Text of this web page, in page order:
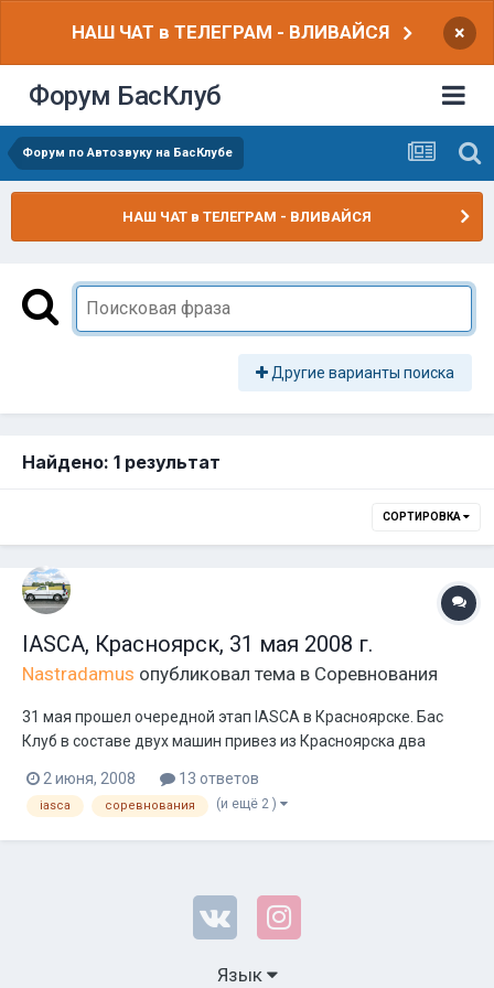
НАШ ЧАТ в ТЕЛЕГРАМ - ВЛИВАЙСЯ ×
Форум БасКлуб
Форум по Автозвуку на БасКлубе
НАШ ЧАТ в ТЕЛЕГРАМ - ВЛИВАЙСЯ
Другие варианты поиска
Найдено: 1 результат
СОРТИРОВКА
IASCA, Красноярск, 31 мая 2008 г.
Nastradamus опубликовал тема в Соревнования
31 мая прошел очередной этап IASCA в Красноярске. Бас
Клуб в составе двух машин привез из Красноярска два
Nike на Альтезе занял первое место в самой
многочисленной категории (28 участников) Stock 1–260. Я
учавствовал в категории Advanced no Wal...
2 июня, 2008 13 ответов
iasca соревнования (и ещё 2 )
Язык